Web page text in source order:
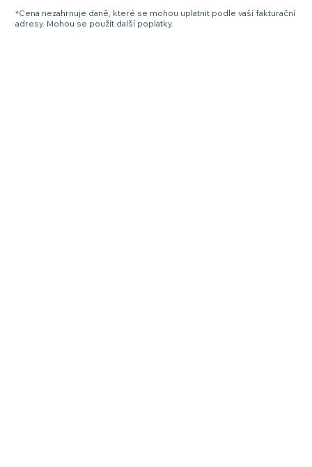
*Cena nezahrnuje daně, které se mohou uplatnit podle vaší fakturační
adresy. Mohou se použít další poplatky.